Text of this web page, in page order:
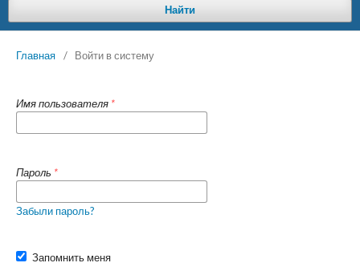
Найти
Главная / Войти в систему
Имя пользователя *
Пароль *
Забыли пароль?
Запомнить меня